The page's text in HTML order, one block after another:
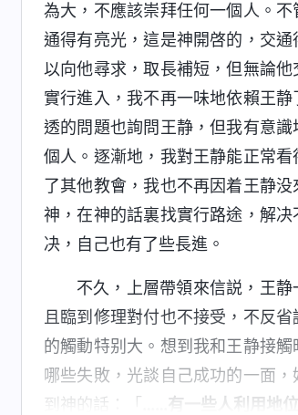
為大，不應該崇拜任何一個人。
通得有亮光，這是神開啓的，交
以向他尋求，取長補短，但無論
實行進入，我不再一味地依賴王
透的問題也詢問王静，但我有意
個人。逐漸地，我對王静能正常
了其他教會，我也不再因着王静
神，在神的話裏找實行路途，解
决，自己也有了些長進。
不久，上層帶領來信説，王
且臨到修理對付也不接受，不反
的觸動特别大。想到我和王静接
哪些失敗，光談自己成功的一面
到神的話：「
……有一些人利用地